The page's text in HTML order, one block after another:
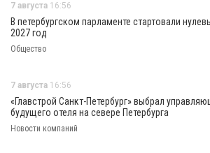
7 августа 16:56
В петербургском парламенте стартовали
2027 год
Общество
7 августа 16:56
«Главстрой Санкт-Петербург» выбрал
будущего отеля на севере Петербурга
Новости компаний